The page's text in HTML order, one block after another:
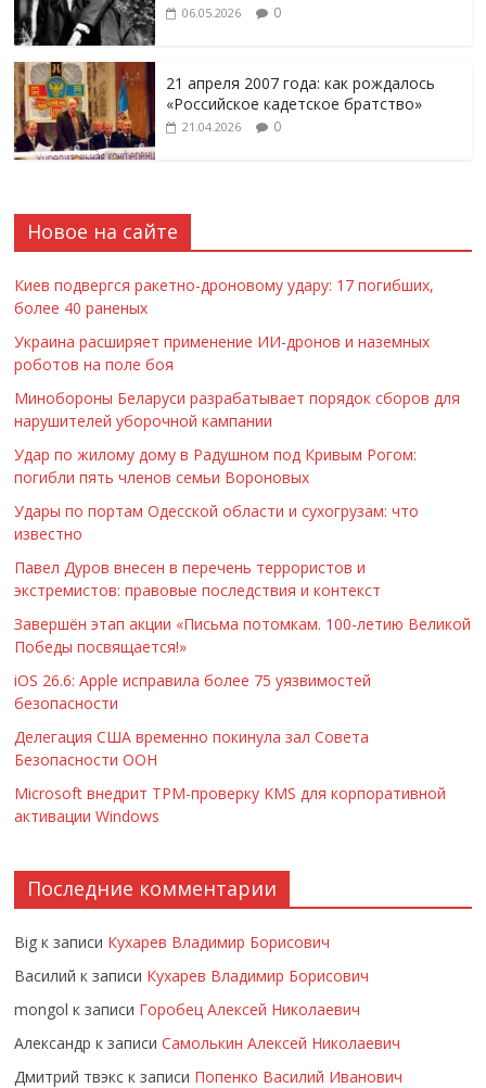
06.05.2026 0
21 апреля 2007 года: как рождалось
«Российское кадетское братство»
21.04.2026 0
Новое на сайте
Киев подвергся ракетно-дроновому удару: 17 погибших,
более 40 раненых
Украина расширяет применение ИИ-дронов и наземных
роботов на поле боя
Минобороны Беларуси разрабатывает порядок сборов для
нарушителей уборочной кампании
Удар по жилому дому в Радушном под Кривым Рогом:
погибли пять членов семьи Вороновых
Удары по портам Одесской области и сухогрузам: что
известно
Павел Дуров внесен в перечень террористов и
экстремистов: правовые последствия и контекст
Завершён этап акции «Письма потомкам. 100-летию Великой
Победы посвящается!»
iOS 26.6: Apple исправила более 75 уязвимостей
безопасности
Делегация США временно покинула зал Совета
Безопасности ООН
Microsoft внедрит TPM-проверку KMS для корпоративной
активации Windows
Последние комментарии
Big к записи Кухарев Владимир Борисович
Василий к записи Кухарев Владимир Борисович
mongol к записи Горобец Алексей Николаевич
Александр к записиСамолькин Алексей Николаевич
Дмитрий твэкс к записи Попенко Василий Иванович